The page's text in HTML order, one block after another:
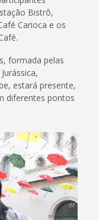
Bistrô,
Carioca e os
formada pelas
estará presente,
diferentes pontos